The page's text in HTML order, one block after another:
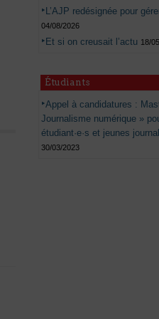
L’AJP redésignée pour
04/08/2026
Et si on creusait l’actu 18/
Étudiants
Appel à candidatures :
Journalisme numérique »
étudiant·e·s et jeunes
30/03/2023